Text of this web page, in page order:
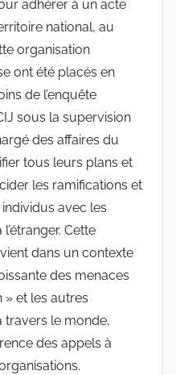
adhérer à un acte
national, au
organisation
ont été placés en
de l’enquête
sous la supervision
des affaires du
tous leurs plans et
les ramifications et
avec les
Cette
dans un contexte
des menaces
» et les autres
travers le monde,
des appels à